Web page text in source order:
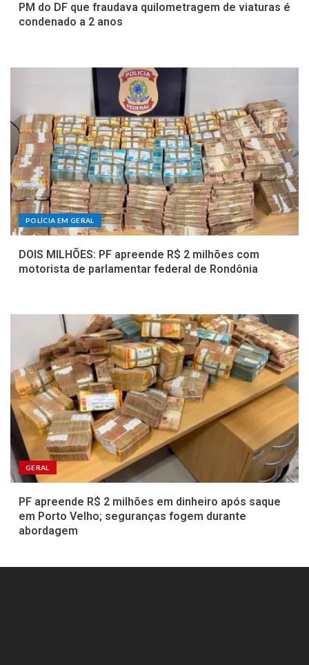
PM do DF que fraudava quilometragem de viaturas é
condenado a 2 anos
POLÍCIA EM GERAL
DOIS MILHÕES: PF apreende R$ 2 milhões com
motorista de parlamentar federal de Rondônia
GERAL
PF apreende R$ 2 milhões em dinheiro após saque
em Porto Velho; seguranças fogem durante
abordagem